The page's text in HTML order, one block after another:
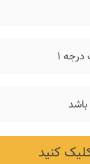
۱
کنید